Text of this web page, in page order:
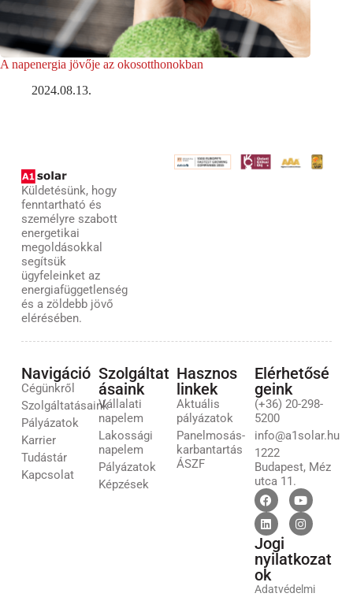
A napenergia jövője az okosotthonokban
2024.08.13.
Küldetésünk, hogy
fenntartható és
személyre szabott
energetikai
megoldásokkal
segítsük
ügyfeleinket az
energiafüggetlenség
és a zöldebb jövő
elérésében.
Navigáció
Cégünkről
Szolgáltatásaink
Pályázatok
Karrier
Tudástár
Kapcsolat
Szolgáltat
ásaink
Vállalati
napelem
Lakossági
napelem
Pályázatok
Képzések
Hasznos
linkek
Aktuális
pályázatok
Panelmosás-
karbantartás
ÁSZF
Elérhetősé
geink
(+36) 20-298-
5200
info@a1solar.hu
1222
Budapest, Méz
utca 11.
Jogi
nyilatkozat
ok
Adatvédelmi